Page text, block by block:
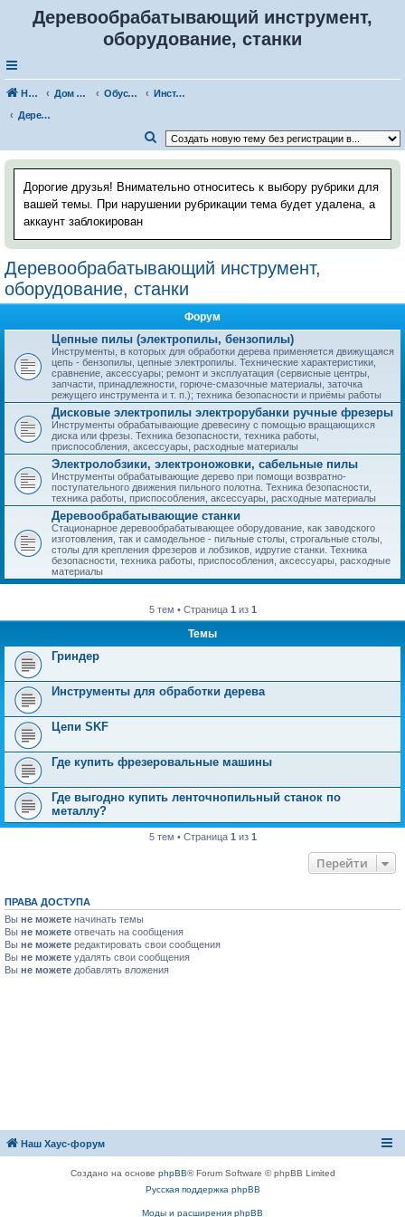
Деревообрабатывающий инструмент,
оборудование, станки
Наш Хаус-форум Дом и стройка Обустройство, дизайн помещений
Инструменты и оборудование
Деревообрабатывающий инструмент, оборудование, станки
о
с
Дорогие друзья! Внимательно относитесь к выбору рубрики для
вашей темы. При нарушении рубрикации тема будет удалена, а
аккаунт заблокирован
Деревообрабатывающий инструмент,
оборудование, станки
Форум
Цепные пилы (электропилы, бензопилы)
Инструменты, в которых для обработки дерева применяется движущаяся
цепь - бензопилы, цепные электропилы. Технические характеристики,
сравнение, аксессуары; ремонт и эксплуатация (сервисные центры,
запчасти, принадлежности, горюче-смазочные материалы, заточка
режущего инструмента и т. п.); техника безопасности и приёмы работы
Дисковые электропилы электрорубанки ручные фрезеры
Инструменты обрабатывающие древесину с помощью вращающихся
диска или фрезы. Техника безопасности, техника работы,
приспособления, аксессуары, расходные материалы
Электролобзики, электроножовки, сабельные пилы
Инструменты обрабатывающие дерево при помощи возвратно-
поступательного движения пильного полотна. Техника безопасности,
техника работы, приспособления, аксессуары, расходные материалы
Деревообрабатывающие станки
Стационарное деревообрабатывающее оборудование, как заводского
изготовления, так и самодельное - пильные столы, строгальные столы,
столы для крепления фрезеров и лобзиков, идругие станки. Техника
безопасности, техника работы, приспособления, аксессуары, расходные
материалы
5 тем • Страница 1 из 1
Темы
Гриндер
Инструменты для обработки дерева
Цепи SKF
Где купить фрезеровальные машины
Где выгодно купить ленточнопильный станок по
металлу?
5 тем • Страница 1 из 1
Перейти
ПРАВА ДОСТУПА
Вы не можете начинать темы
Вы не можете отвечать на сообщения
Вы не можете редактировать свои сообщения
Вы не можете удалять свои сообщения
Вы не можете добавлять вложения
Наш Хаус-форум
Создано на основе phpBB® Forum Software © phpBB Limited
Русская поддержка phpBB
Моды и расширения phpBB